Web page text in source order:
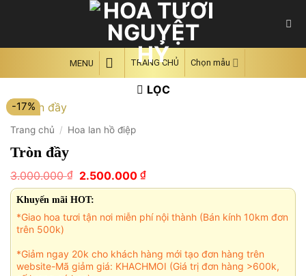
MENU TRANG CHỦ Chọn mẫu
LỌC
-17%
Trang chủ / Hoa lan hồ điệp
Tròn đầy
3.000.000₫ Giá
gốc
là:
3.000.000 ₫.
2.500.000 ₫Giá
hiện
2.500.000 ₫.
Khuyến mãi HOT:
*Giao hoa tươi tận nơi miễn phí nội thành (Bán kính 10km đơn
trên 500k)
*Giảm ngay 20k cho khách hàng mới tạo đơn hàng trên
website-Mã giảm giá: KHACHMOI (Giá trị đơn hàng >600k,